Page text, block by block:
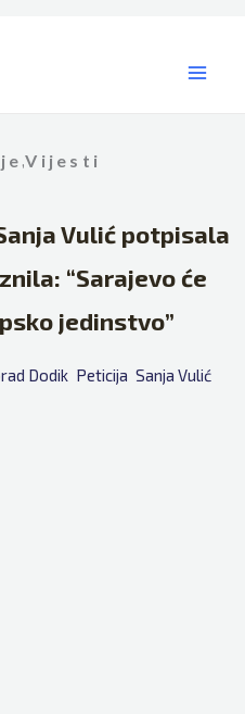
,Vijesti
Vulić potpisala
“Sarajevo će
jedinstvo”
Dodik Peticija Sanja Vulić